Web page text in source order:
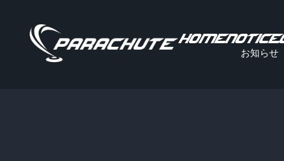
HOMENOTICE
お知らせ